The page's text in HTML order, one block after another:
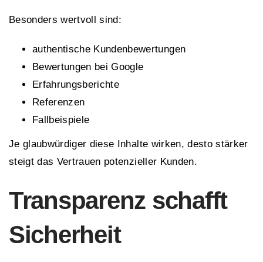
Besonders wertvoll sind:
authentische Kundenbewertungen
Bewertungen bei Google
Erfahrungsberichte
Referenzen
Fallbeispiele
Je glaubwürdiger diese Inhalte wirken, desto stärker
steigt das Vertrauen potenzieller Kunden.
Transparenz schafft
Sicherheit